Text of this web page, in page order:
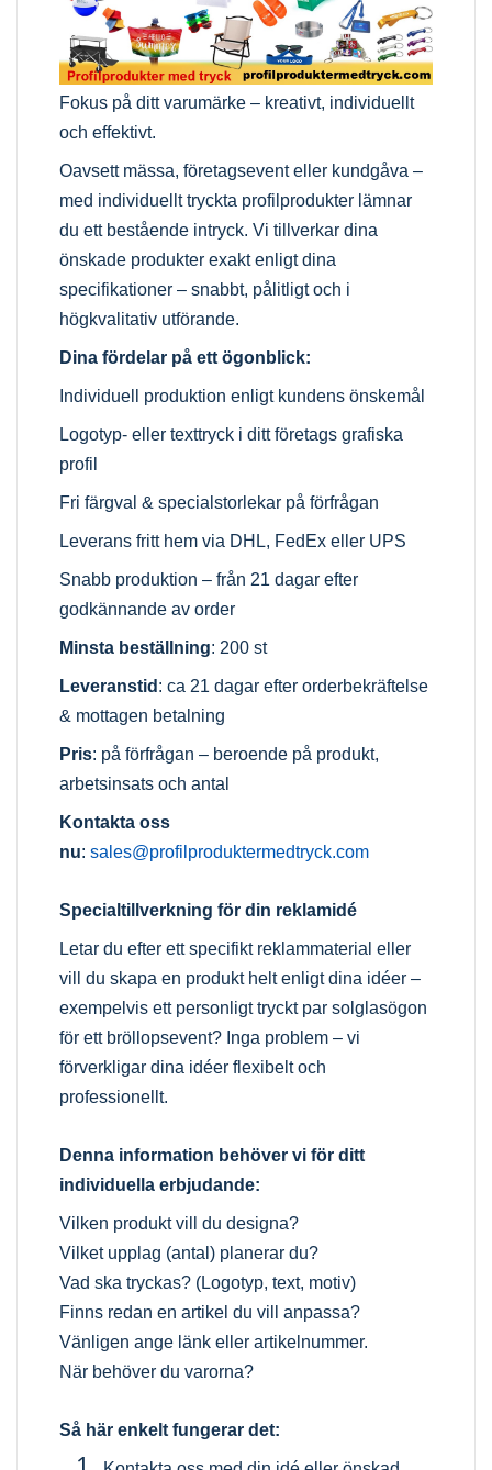
Fokus på ditt varumärke – kreativt, individuellt
och effektivt.
Oavsett mässa, företagsevent eller kundgåva –
med individuellt tryckta profilprodukter lämnar
du ett bestående intryck. Vi tillverkar dina
önskade produkter exakt enligt dina
specifikationer – snabbt, pålitligt och i
högkvalitativ utförande.
Dina fördelar på ett ögonblick:
Individuell produktion enligt kundens önskemål
Logotyp- eller texttryck i ditt företags grafiska
profil
Fri färgval & specialstorlekar på förfrågan
Leverans fritt hem via DHL, FedEx eller UPS
Snabb produktion – från 21 dagar efter
godkännande av order
Minsta beställning: 200 st
Leveranstid : ca 21 dagar efter orderbekräftelse
& mottagen betalning
Pris: på förfrågan – beroende på produkt,
arbetsinsats och antal
Kontakta oss
nu:sales@profilproduktermedtryck.com
Specialtillverkning för din reklamidé
Letar du efter ett specifikt reklammaterial eller
vill du skapa en produkt helt enligt dina idéer –
exempelvis ett personligt tryckt par solglasögon
för ett bröllopsevent? Inga problem – vi
förverkligar dina idéer flexibelt och
professionellt.
Denna information behöver vi för ditt
individuella erbjudande:
Vilken produkt vill du designa?
Vilket upplag (antal) planerar du?
Vad ska tryckas? (Logotyp, text, motiv)
Finns redan en artikel du vill anpassa?
Vänligen ange länk eller artikelnummer.
När behöver du varorna?
Så här enkelt fungerar det: